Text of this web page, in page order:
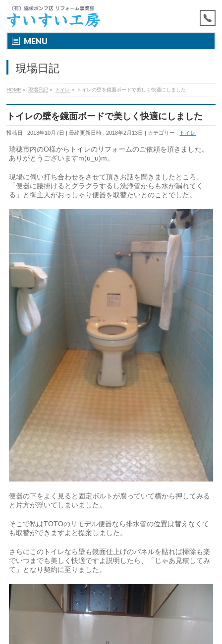
MENU
現場日記
HOME » 現場日記 » トイレ » トイレの壁を鏡面ボードで美しく快適にしました
トイレの壁を鏡面ボードで美しく快適にしました
投稿日 : 2013年10月7日 最終更新日時 : 2018年2月13日 カテゴリー : トイレ
瑞穂市内のO様からトイレのリフォームのご依頼を頂きました。
ありがとうございますm(u_u)m。
現場に伺い打ち合わせをさせて頂きお話を聞きましたところ、
「便器に腰掛けるとグラグラするし洗浄管からも水が漏れてく
る」と御主人がおっしゃり便器を取替たいとのことでした。
便器の下をよく見ると固定ボルトが腐っていて横から押してみる
と片方が浮いてしまいました。
そこで私はTOTOのリモデル便器なら排水管の位置は替えなくて
も取替ができますよと提案しました。
さらにこのトイレなら壁も鏡面仕上げのパネルを貼れば掃除も楽
でいつまでも美しく快適ですよ説明したら、「じゃあ見積してみ
て」となり契約に至りました。